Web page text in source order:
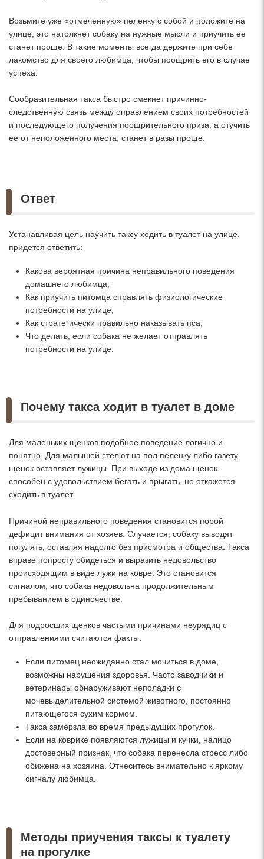
Возьмите уже «отмеченную» пеленку с собой и положите на
улице, это натолкнет собаку на нужные мысли и приучить ее
станет проще. В такие моменты всегда держите при себе
лакомство для своего любимца, чтобы поощрить его в случае
успеха.
Сообразительная такса быстро смекнет причинно-
следственную связь между оправлением своих потребностей
и последующего получения поощрительного приза, а отучить
ее от неположенного места, станет в разы проще.
Ответ
Устанавливая цель научить таксу ходить в туалет на улице,
придётся ответить:
Какова вероятная причина неправильного поведения
домашнего любимца;
Как приучить питомца справлять физиологические
потребности на улице;
Как стратегически правильно наказывать пса;
Что делать, если собака не желает отправлять
потребности на улице.
Почему такса ходит в туалет в доме
Для маленьких щенков подобное поведение логично и
понятно. Для малышей стелют на пол пелёнку либо газету,
щенок оставляет лужицы. При выходе из дома щенок
способен с удовольствием бегать и прыгать, но откажется
сходить в туалет.
Причиной неправильного поведения становится порой
дефицит внимания от хозяев. Случается, собаку выводят
погулять, оставляя надолго без присмотра и общества. Такса
вправе попросту обидеться и выразить недовольство
происходящим в виде лужи на ковре. Это становится
сигналом, что собака недовольна продолжительным
пребыванием в одиночестве.
Для подросших щенков частыми причинами неурядиц с
отправлениями считаются факты:
Если питомец неожиданно стал мочиться в доме,
возможны нарушения здоровья. Часто заводчики и
ветеринары обнаруживают неполадки с
мочевыделительной системой животного, постоянно
питающегося сухим кормом.
Такса замёрзла во время предыдущих прогулок.
Если на коврике появляются лужицы и кучки, налицо
достоверный признак, что собака перенесла стресс либо
обижена на хозяина. Отнеситесь внимательно к яркому
сигналу любимца.
Методы приучения таксы к туалету
на прогулке